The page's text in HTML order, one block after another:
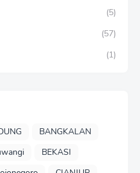
(5)
(57)
(1)
BANGKALAN
BEKASI